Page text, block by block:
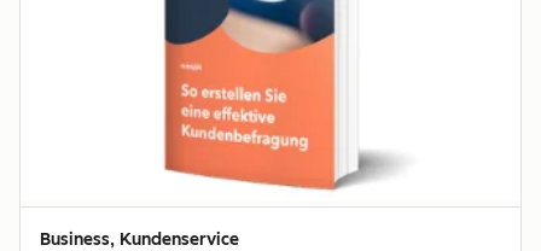
Business, Kundenservice